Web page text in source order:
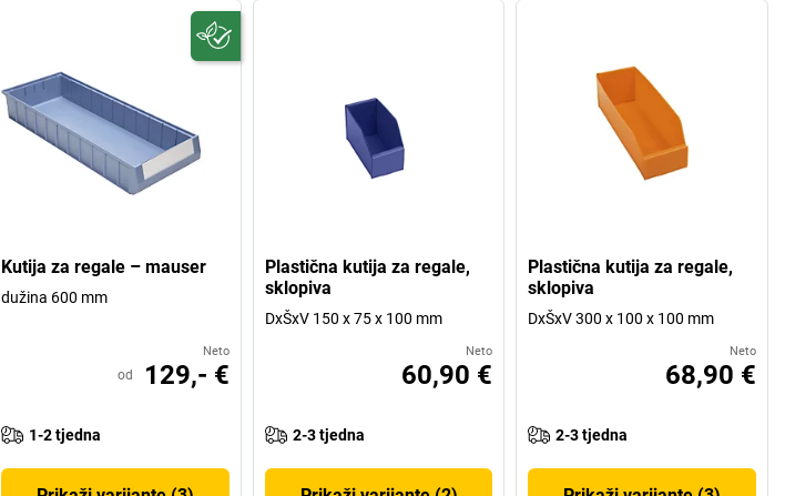
Kutija za regale – mauser
dužina 600 mm
Neto
od 129,- €
1-2 tjedna
Plastična kutija za regale,
sklopiva
DxŠxV 150 x 75 x 100 mm
Neto
60,90 €
2-3 tjedna
Plastična kutija za regale,
sklopiva
DxŠxV 300 x 100 x 100 mm
Neto
68,90 €
2-3 tjedna